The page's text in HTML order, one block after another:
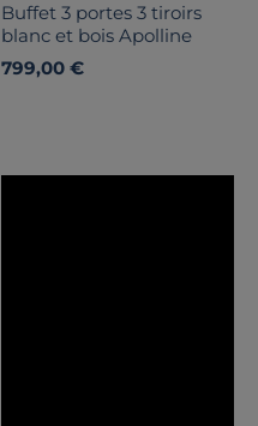
Buffet 3 portes 3 tiroirs
blanc et bois Apolline
799,00 €